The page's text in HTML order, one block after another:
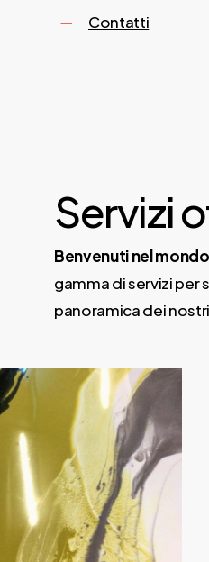
Contatti
Servizi
Benvenuti nel
gamma di servizi per
panoramica dei